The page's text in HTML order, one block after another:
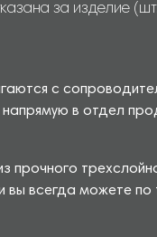
за изделие
с
напрямую в отдел
прочного
вы всегда можете